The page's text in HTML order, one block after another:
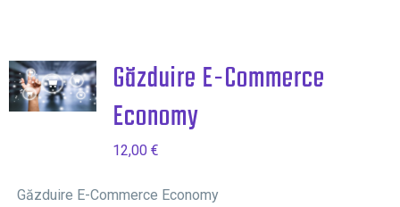
Găzduire E-Commerce
Economy
12,00 €
Găzduire E-Commerce Economy